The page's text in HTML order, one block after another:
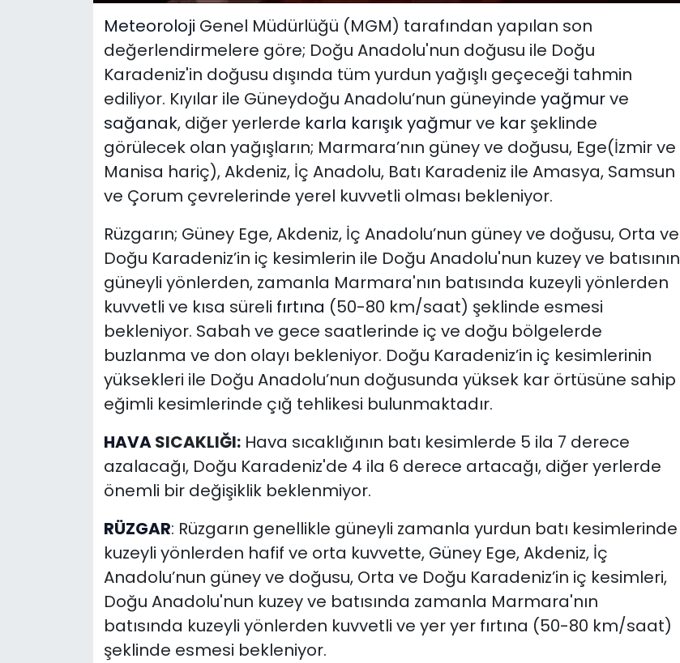
Meteoroloji Genel Müdürlüğü (MGM) tarafından yapılan son
değerlendirmelere göre; Doğu Anadolu'nun doğusu ile Doğu
Karadeniz'in doğusu dışında tüm yurdun yağışlı geçeceği tahmin
ediliyor. Kıyılar ile Güneydoğu Anadolu’nun güneyinde yağmurve
sağanak, diğer yerlerde karla karışık yağmurve karşeklinde
görülecek olan yağışların; Marmara’nın güney ve doğusu, Ege(İzmir ve
Manisa hariç), Akdeniz, İç Anadolu, Batı Karadeniz ile Amasya, Samsun
ve Çorum çevrelerinde yerel kuvvetli olması bekleniyor.
Rüzgarın; Güney Ege, Akdeniz, İç Anadolu’nun güney ve doğusu, Orta ve
Doğu Karadeniz’in iç kesimlerin ile Doğu Anadolu'nun kuzey ve batısının
güneyli yönlerden, zamanla Marmara'nın batısında kuzeyli yönlerden
kuvvetli ve kısa süreli fırtına (50-80 km/saat) şeklinde esmesi
bekleniyor. Sabah ve gece saatlerinde iç ve doğu bölgelerde
buzlanma ve don olayı bekleniyor. Doğu Karadeniz’in iç kesimlerinin
yüksekleri ile Doğu Anadolu’nun doğusunda yüksek kar örtüsüne sahip
eğimli kesimlerinde çığ tehlikesi bulunmaktadır.
HAVASICAKLIĞI:Hava sıcaklığının batı kesimlerde 5 ila 7 derece
azalacağı, Doğu Karadeniz'de 4 ila 6 derece artacağı, diğer yerlerde
önemli bir değişiklik beklenmiyor.
RÜZGAR: Rüzgarın genellikle güneyli zamanla yurdun batı kesimlerinde
kuzeyli yönlerden hafif ve orta kuvvette, Güney Ege, Akdeniz, İç
Anadolu’nun güney ve doğusu, Orta ve Doğu Karadeniz’in iç kesimleri,
Doğu Anadolu'nun kuzey ve batısında zamanla Marmara'nın
batısında kuzeyli yönlerden kuvvetli ve yer yer fırtına (50-80 km/saat)
şeklinde esmesi bekleniyor.